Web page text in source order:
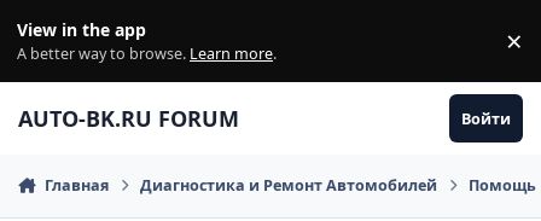
View in the app
A better way to browse. Learn more. ×
AUTO-BK.RU FORUM Войти
Главная Диагностика и Ремонт Автомобилей Помощь